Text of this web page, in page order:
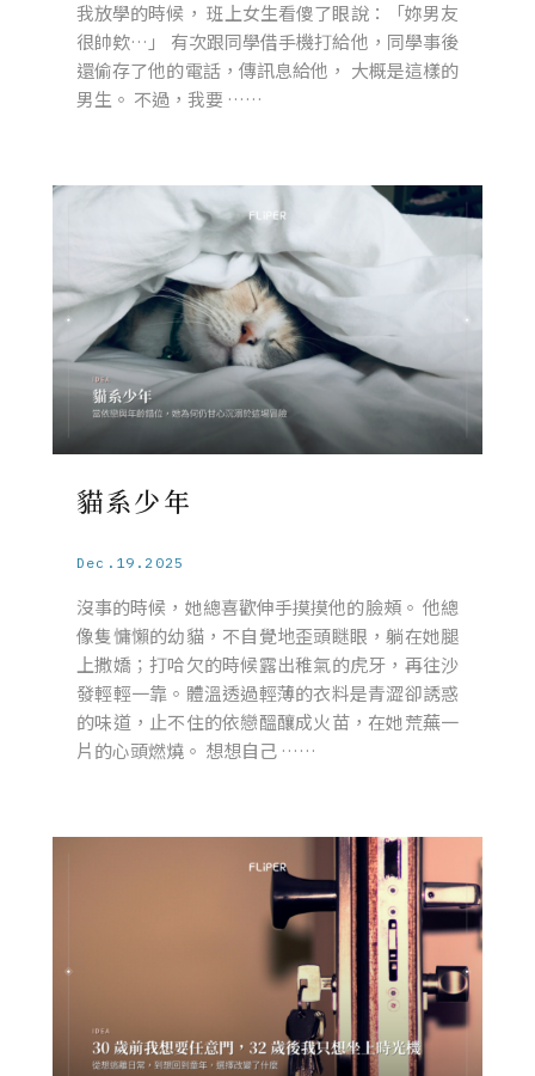
我放學的時候， 班上女生看傻了眼說：「妳男友
很帥欸…」 有次跟同學借手機打給他，同學事後
還偷存了他的電話，傳訊息給他， 大概是這樣的
男生。 不過，我要 ……
貓系少年
Dec.19.2025
沒事的時候，她總喜歡伸手摸摸他的臉頰。 他總
像隻慵懶的幼貓，不自覺地歪頭瞇眼，躺在她腿
上撒嬌；打哈欠的時候露出稚氣的虎牙，再往沙
發輕輕一靠。體溫透過輕薄的衣料是青澀卻誘惑
的味道，止不住的依戀醞釀成火苗，在她荒蕪一
片的心頭燃燒。 想想自己 ……